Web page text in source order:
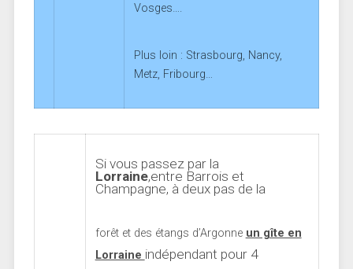
Vosges….
Plus loin : Strasbourg, Nancy,
Metz, Fribourg…
Si vous passez par la
Lorraine,entre Barrois et
Champagne, à deux pas de la
forêt et des étangs d’Argonne un gîte en
Lorraine indépendant pour 4